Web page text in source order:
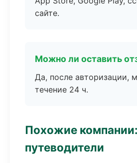
сайте.
Можно ли оставить
Да, после авторизации,
течение 24 ч.
Похожие
путеводители